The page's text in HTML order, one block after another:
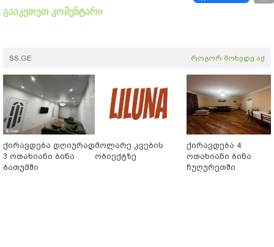
გააკეთეთ კომენტარი
SS.GE როგორ მოხვდე აქ
ქირავდება დღიურად
3 ოთახიანი ბინა
ბათუმში
მოლარე კვების
ობიექტზე
ქირავდება 4
ოთახიანი ბინა
ჩუღურეთში